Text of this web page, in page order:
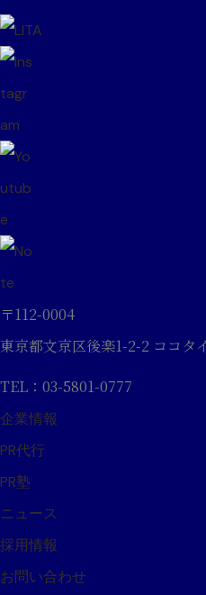
〒112-0004
東京都文京区後楽1-2-2 ココタ
TEL：03-5801-0777
企業情報
PR代行
PR塾
ニュース
採用情報
お問い合わせ